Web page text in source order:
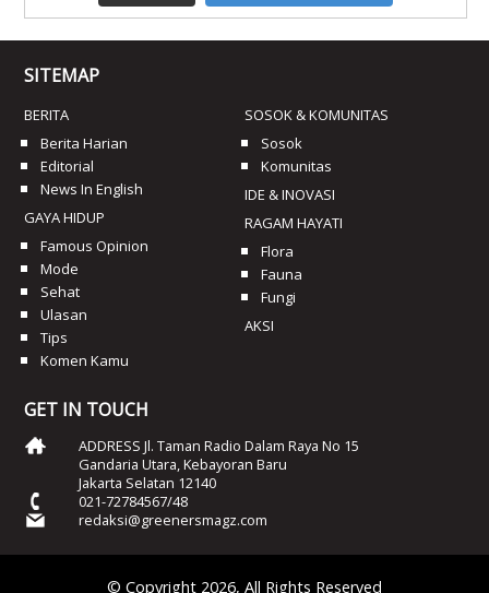
SITEMAP
BERITA
Berita Harian
Editorial
News In English
GAYA HIDUP
Famous Opinion
Mode
Sehat
Ulasan
Tips
Komen Kamu
SOSOK & KOMUNITAS
Sosok
Komunitas
IDE & INOVASI
RAGAM HAYATI
Flora
Fauna
Fungi
AKSI
GET IN TOUCH
ADDRESS Jl. Taman Radio Dalam Raya No 15
Gandaria Utara, Kebayoran Baru
Jakarta Selatan 12140
021-72784567/48
redaksi@greenersmagz.com
© Copyright 2026, All Rights Reserved